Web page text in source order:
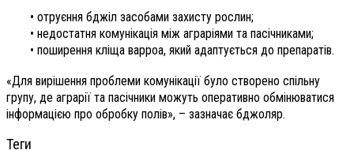
• отруєння бджіл засобами захисту рослин;
• недостатня комунікація між аграріями та пасічниками;
• поширення кліща варроа, який адаптується до препаратів.
«Для вирішення проблеми комунікації було створено спільну
групу, де аграрії та пасічники можуть оперативно обмінюватися
інформацією про обробку полів», – зазначає бджоляр.
Теги